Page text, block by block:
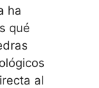
ha
qué
al